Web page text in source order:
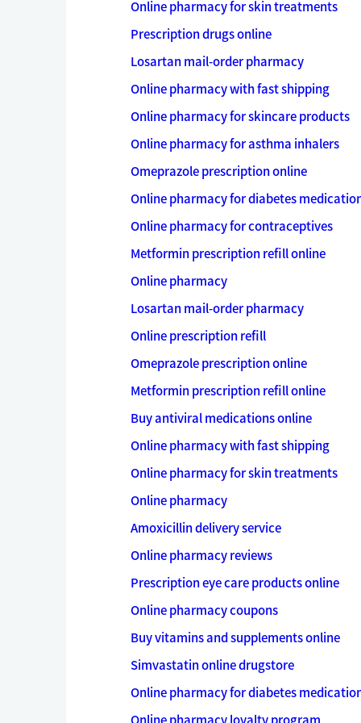
Online pharmacy for skin treatments
Prescription drugs online
Losartan mail-order pharmacy
Online pharmacy with fast shipping
Online pharmacy for skincare products
Online pharmacy for asthma inhalers
Omeprazole prescription online
Online pharmacy for diabetes
Online pharmacy for contraceptives
Metformin prescription refill online
Online pharmacy
Losartan mail-order pharmacy
Online prescription refill
Omeprazole prescription online
Metformin prescription refill online
Buy antiviral medications online
Online pharmacy with fast shipping
Online pharmacy for skin treatments
Online pharmacy
Amoxicillin delivery service
Online pharmacy reviews
Prescription eye care products online
Online pharmacy coupons
Buy vitamins and supplements online
Simvastatin online drugstore
Online pharmacy for diabetes
Online pharmacy loyalty program